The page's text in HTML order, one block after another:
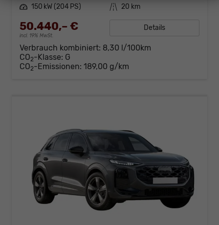
Leistung 150 kW (204 PS) Kilometerstand 20 km
50.440,– €
incl. 19% MwSt.
Details
Verbrauch kombiniert: 8,30 l/100km
CO2-Klasse: G
CO2-Emissionen: 189,00 g/km